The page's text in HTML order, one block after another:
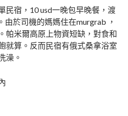
民宿，10 usd一晚包早晚餐，渡
於司機的媽媽住在murgrab ，
帕米爾高原上物資短缺，對食和
就算。反而民宿有俄式桑拿浴室
澡。